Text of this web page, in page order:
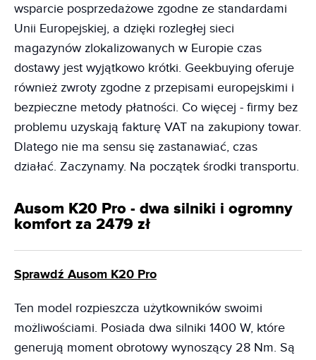
wsparcie posprzedażowe zgodne ze standardami
Unii Europejskiej, a dzięki rozległej sieci
magazynów zlokalizowanych w Europie czas
dostawy jest wyjątkowo krótki. Geekbuying oferuje
również zwroty zgodne z przepisami europejskimi i
bezpieczne metody płatności. Co więcej - firmy bez
problemu uzyskają fakturę VAT na zakupiony towar.
Dlatego nie ma sensu się zastanawiać, czas
działać. Zaczynamy. Na początek środki transportu.
Ausom K20 Pro - dwa silniki i ogromny
komfort za 2479 zł
Sprawdź Ausom K20 Pro
Ten model rozpieszcza użytkowników swoimi
możliwościami. Posiada dwa silniki 1400 W, które
generują moment obrotowy wynoszący 28 Nm. Są